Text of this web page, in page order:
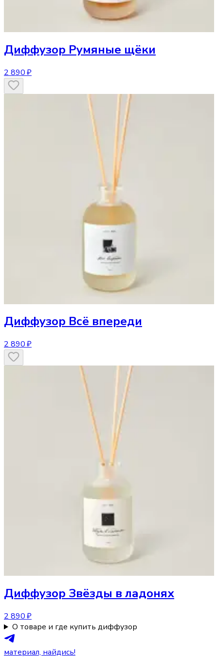
Диффузор Румяные щёки
2 890 ₽
Диффузор Всё впереди
2 890 ₽
Диффузор Звёзды в ладонях
2 890 ₽
О товаре и где купить диффузор
материал, найдись!